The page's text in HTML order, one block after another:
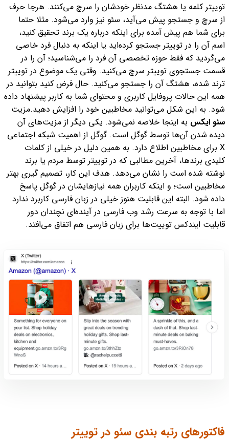
توییتر کلمه یا هشتگ مدنظر خودشان را سرچ می‌کنند. هرجا حرف
از سرچ و جستجو پیش می‌آید، سئو نیز وارد می‌شود. مثلا حتما
برای شما هم پیش آمده برای اینکه درباره یک برند تحقیق کنید،
اسم آن را در توییتر جستجو کرده‌اید یا اینکه به دنبال فرد خاصی
می‌گردید که فقط حوزه تخصصی آن فرد را می‌شناسید؛ آن را در
قسمت جستجوی توییتر سرچ می‌کنید. وقتی یک موضوع در توییتر
ترند شده، هشتگ آن را جستجو می‌کنید. حال فرض کنید بتوانید در
همه این حالات پروفایل کاربری و محتوای شما به کاربر پیشنهاد داده
شود. به این شکل می‌توانید مخاطبین خود را افزایش دهید.مزیت
سئو ایکس به اینجا خلاصه نمی‌شود. یکی دیگر از مزیت‌های آن
دیده شدن آن‌ها توسط گوگل است. گوگل از اهمیت شبکه اجتماعی
X برای مخاطبین اطلاع دارد. به همین دلیل در خیلی از کلمات
کلیدی برندها، آخرین مطالبی که در توییتر توسط مردم یا برند
نوشته شده است را نشان می‌دهد. هدف این کار، تصمیم گیری بهتر
مخاطبین است؛ و اینکه کاربران همه نیازهایشان در گوگل پاسخ
داده شود. البته این قابلیت هنوز خیلی در زبان فارسی کاربرد ندارد.
اما با توجه به سرعت رشد وب فارسی در‌ آینده‌ای نچندان دور
قابلیت ایندکس توییت‌ها برای زبان فارسی هم اتفاق می‌افتد.
فاکتورهای رتبه بندی سئو در توییتر